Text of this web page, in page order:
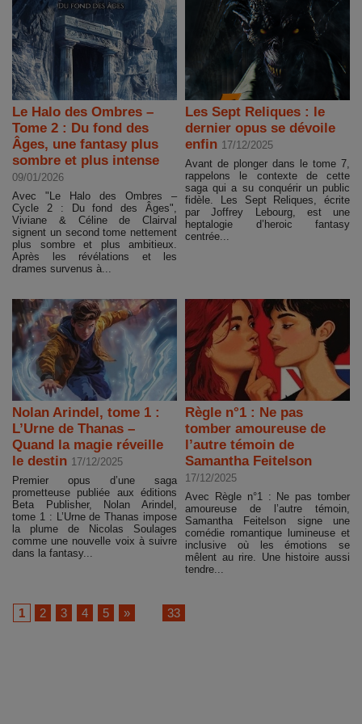
Le Halo des Ombres –
Tome 2 : Du fond des
Âges, une fantasy plus
sombre et plus intense
09/01/2026
Avec "Le Halo des Ombres –
Cycle 2 : Du fond des Âges",
Viviane & Céline de Clairval
signent un second tome nettement
plus sombre et plus ambitieux.
Après les révélations et les
drames survenus à...
Les Sept Reliques : le
dernier opus se dévoile
enfin 17/12/2025
Avant de plonger dans le tome 7,
rappelons le contexte de cette
saga qui a su conquérir un public
fidèle. Les Sept Reliques, écrite
par Joffrey Lebourg, est une
heptalogie d’heroic fantasy
centrée...
Nolan Arindel, tome 1 :
L’Urne de Thanas –
Quand la magie réveille
le destin 17/12/2025
Premier opus d’une saga
prometteuse publiée aux éditions
Beta Publisher, Nolan Arindel,
tome 1 : L’Urne de Thanas impose
la plume de Nicolas Soulages
comme une nouvelle voix à suivre
dans la fantasy...
Règle n°1 : Ne pas
tomber amoureuse de
l’autre témoin de
Samantha Feitelson
17/12/2025
Avec Règle n°1 : Ne pas tomber
amoureuse de l’autre témoin,
Samantha Feitelson signe une
comédie romantique lumineuse et
inclusive où les émotions se
mêlent au rire. Une histoire aussi
tendre...
1 2 3 4 5 » 33